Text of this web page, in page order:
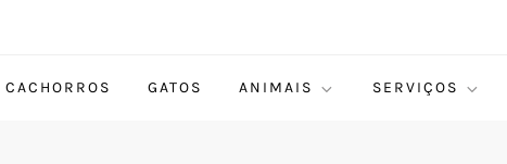
CACHORROS GATOS ANIMAIS SERVIÇOS